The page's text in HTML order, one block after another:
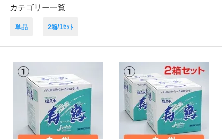
カテゴリー一覧
単品 2箱/1ｾｯﾄ